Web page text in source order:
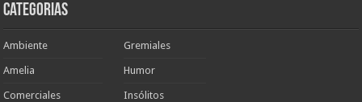
Categorias
Ambiente
Amelia
Comerciales
Gremiales
Humor
Insólitos